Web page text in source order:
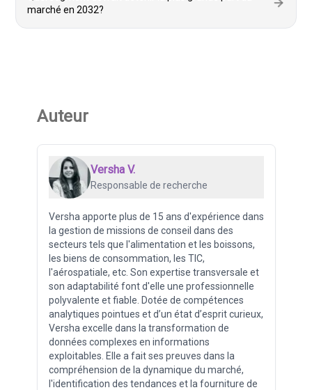
marché en 2032?
Auteur
Versha V.
Responsable de recherche
Versha apporte plus de 15 ans d'expérience dans
la gestion de missions de conseil dans des
secteurs tels que l'alimentation et les boissons,
les biens de consommation, les TIC,
l'aérospatiale, etc. Son expertise transversale et
son adaptabilité font d'elle une professionnelle
polyvalente et fiable. Dotée de compétences
analytiques pointues et d’un état d’esprit curieux,
Versha excelle dans la transformation de
données complexes en informations
exploitables. Elle a fait ses preuves dans la
compréhension de la dynamique du marché,
l'identification des tendances et la fourniture de